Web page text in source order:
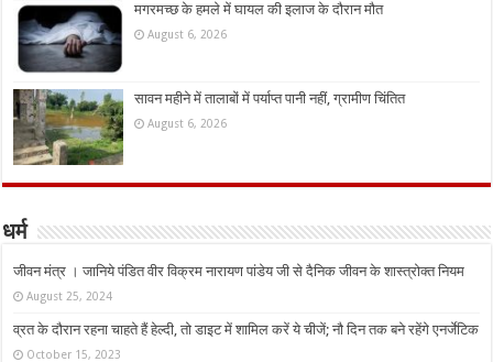
मगरमच्छ के हमले में घायल की इलाज के दौरान मौत
August 6, 2026
सावन महीने में तालाबों में पर्याप्त पानी नहीं, ग्रामीण चिंतित
August 6, 2026
धर्म
जीवन मंत्र । जानिये पंडित वीर विक्रम नारायण पांडेय जी से दैनिक जीवन के शास्त्रोक्त नियम
August 25, 2024
व्रत के दौरान रहना चाहते हैं हेल्दी, तो डाइट में शामिल करें ये चीजें; नौ दिन तक बने रहेंगे एनर्जेटिक
October 15, 2023